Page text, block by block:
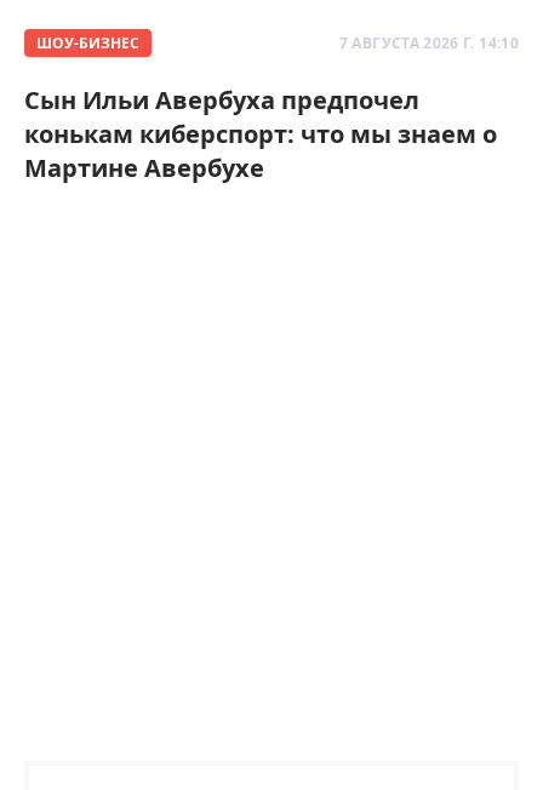
ШОУ-БИЗНЕС 7 АВГУСТА 2026 Г. 14:10
Сын Ильи Авербуха предпочел
конькам киберспорт: что мы знаем о
Мартине Авербухе